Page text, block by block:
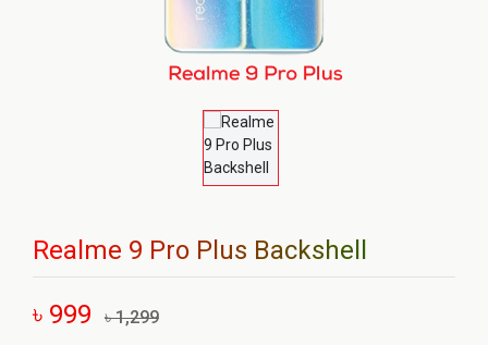
Realme 9 Pro Plus Backshell
৳ 999 ৳ 1,299